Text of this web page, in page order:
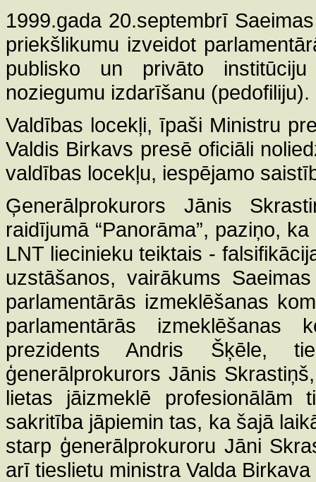
1999.gada 20.septembrī
priekšlikumu izveidot
publisko un privāto
noziegumu izdarīšanu (pedofiliju).
Valdības locekļi, īpaši Ministru
Valdis Birkavs presē oficiāli
valdības locekļu, iespējamo
Ģenerālprokurors Jānis
raidījumā “Panorāma”, paziņo,
LNT liecinieku teiktais -
uzstāšanos, vairākums
parlamentārās izmeklēšanas
parlamentārās izmeklēšanas
prezidents Andris Šķēle,
ģenerālprokurors Jānis
lietas jāizmeklē profesionālām
sakritība jāpiemin tas, ka šajā
starp ģenerālprokuroru Jāni
arī tieslietu ministra Valda